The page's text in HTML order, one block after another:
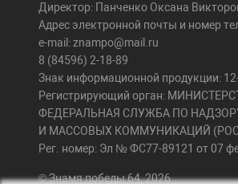
Директор: Панченко Оксана
Адрес электронной почты и номер
e-mail: znampo@mail.ru
8 (84596) 2-18-89
Знак информационной продукции:
Регистрирующий орган:
ФЕДЕРАЛЬНАЯ СЛУЖБА ПО
И МАССОВЫХ КОММУНИКАЦИЙ
Рег. номер: Эл № ФС77-89121 от 07
© Знамя победы 64, 2026